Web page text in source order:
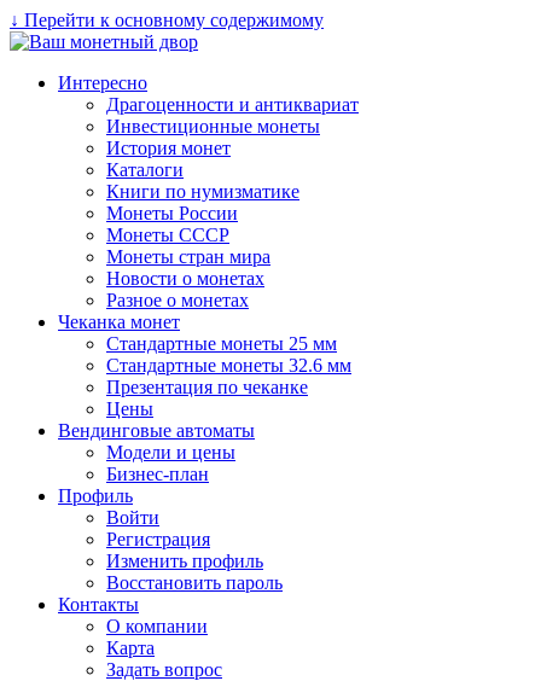
↓ Перейти к основному содержимому
Интересно
Драгоценности и антиквариат
Инвестиционные монеты
История монет
Каталоги
Книги по нумизматике
Монеты России
Монеты СССР
Монеты стран мира
Новости о монетах
Разное о монетах
Чеканка монет
Стандартные монеты 25 мм
Стандартные монеты 32.6 мм
Презентация по чеканке
Цены
Вендинговые автоматы
Модели и цены
Бизнес-план
Профиль
Войти
Регистрация
Изменить профиль
Восстановить пароль
Контакты
О компании
Карта
Задать вопрос